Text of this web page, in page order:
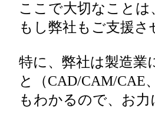
ここで大切なことは
もし弊社もご支援さ
特に、弊社は製造業
と（CAD/CAM/CAE
もわかるので、お力